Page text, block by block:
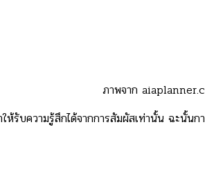
ภาพจาก
ให้รับความรู้สึกได้จากการสัมผัสเท่านั้น ฉ